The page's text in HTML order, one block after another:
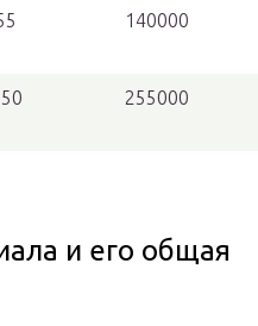
140000
255000
и его общая